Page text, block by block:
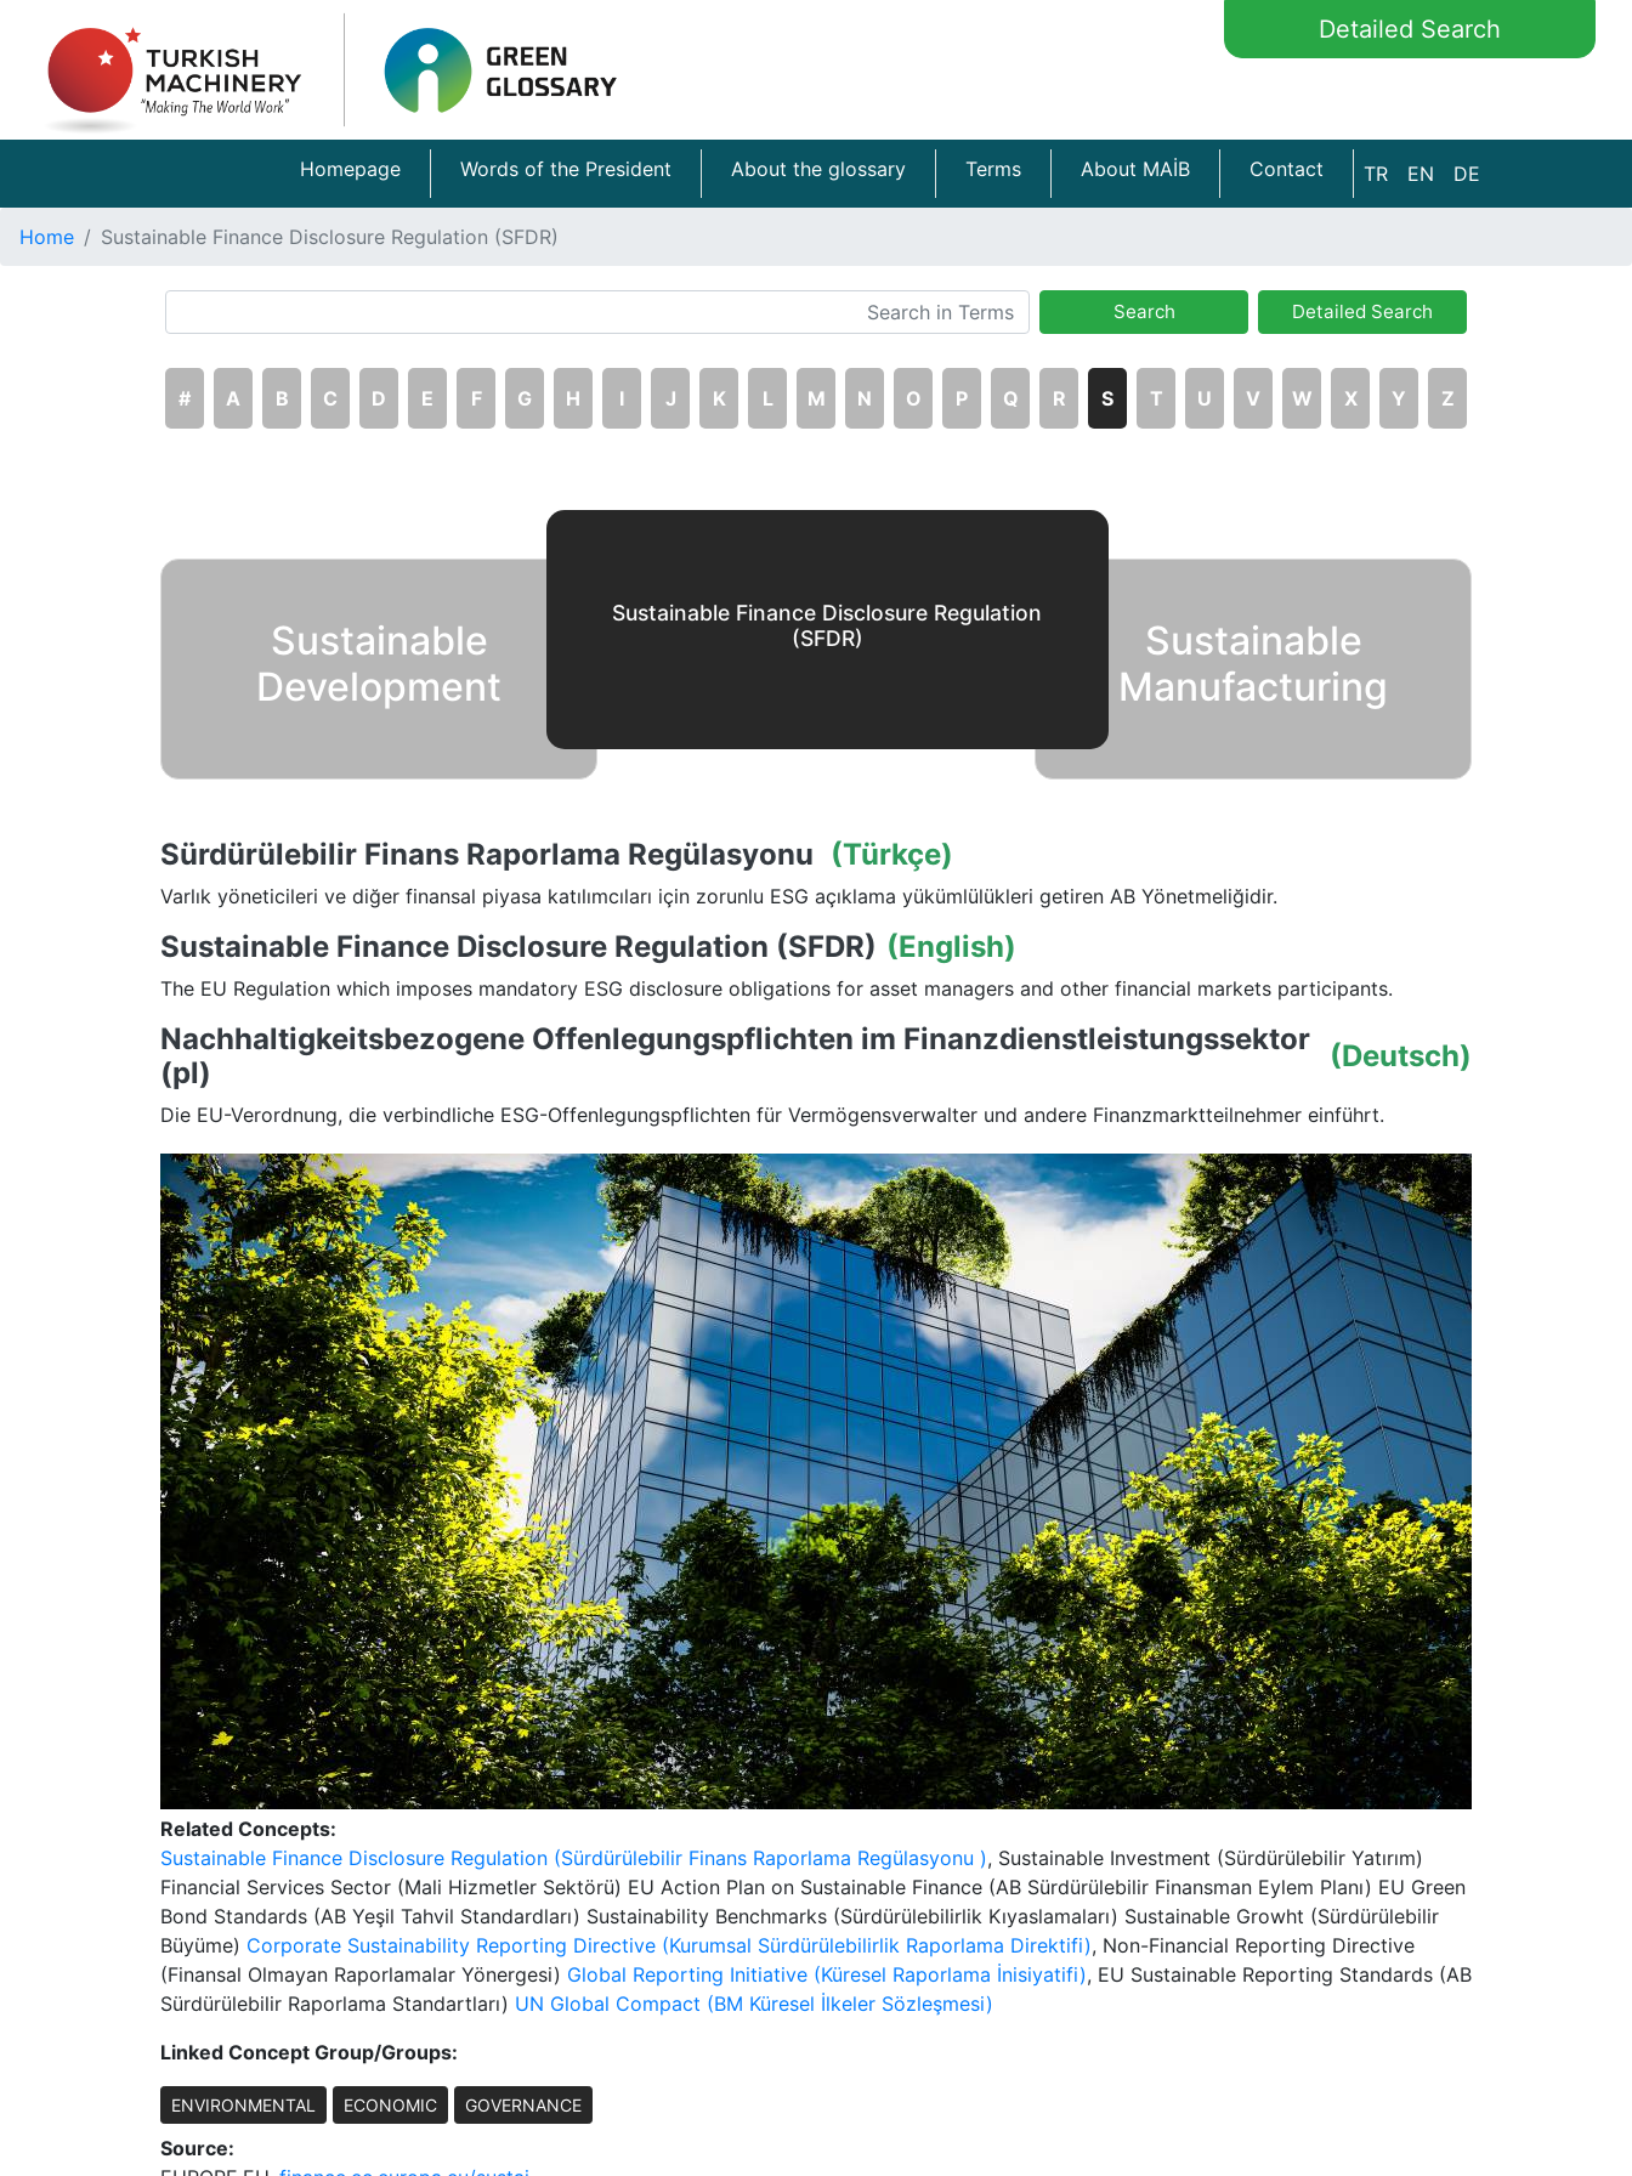
Detailed Search
Homepage Words of the President About the glossary Terms About MAİB Contact TR EN DE
Home Sustainable Finance Disclosure Regulation (SFDR)
Search Detailed Search
# A B C D E F G H I J K L M N O P Q R S T U V W X Y Z
Sustainable
Development
Sustainable Finance Disclosure Regulation
(SFDR)
Sustainable
Manufacturing
Sürdürülebilir Finans Raporlama Regülasyonu (Türkçe)
Varlık yöneticileri ve diğer finansal piyasa katılımcıları için zorunlu ESG açıklama yükümlülükleri getiren AB Yönetmeliğidir.
Sustainable Finance Disclosure Regulation (SFDR) (English)
The EU Regulation which imposes mandatory ESG disclosure obligations for asset managers and other financial markets participants.
Nachhaltigkeitsbezogene Offenlegungspflichten im Finanzdienstleistungssektor
(pl)
(Deutsch)
Die EU-Verordnung, die verbindliche ESG-Offenlegungspflichten für Vermögensverwalter und andere Finanzmarktteilnehmer einführt.
Related Concepts:
Sustainable Finance Disclosure Regulation (Sürdürülebilir Finans Raporlama Regülasyonu ), Sustainable Investment (Sürdürülebilir Yatırım)
Financial Services Sector (Mali Hizmetler Sektörü) EU Action Plan on Sustainable Finance (AB Sürdürülebilir Finansman Eylem Planı) EU Green
Bond Standards (AB Yeşil Tahvil Standardları) Sustainability Benchmarks (Sürdürülebilirlik Kıyaslamaları) Sustainable Growht (Sürdürülebilir
Büyüme) Corporate Sustainability Reporting Directive (Kurumsal Sürdürülebilirlik Raporlama Direktifi), Non-Financial Reporting Directive
(Finansal Olmayan Raporlamalar Yönergesi) Global Reporting Initiative (Küresel Raporlama İnisiyatifi), EU Sustainable Reporting Standards (AB
Sürdürülebilir Raporlama Standartları) UN Global Compact (BM Küresel İlkeler Sözleşmesi)
Linked Concept Group/Groups:
ENVIRONMENTAL ECONOMIC GOVERNANCE
Source: